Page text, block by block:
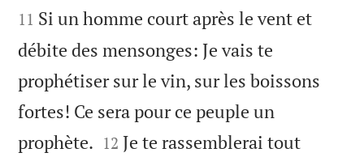
11 Si un homme court après le vent et
débite des mensonges: Je vais te
prophétiser sur le vin, sur les boissons
fortes! Ce sera pour ce peuple un
prophète. 

12 Je te rassemblerai tout